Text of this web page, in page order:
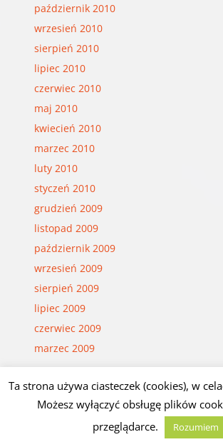
październik 2010
wrzesień 2010
sierpień 2010
lipiec 2010
czerwiec 2010
maj 2010
kwiecień 2010
marzec 2010
luty 2010
styczeń 2010
grudzień 2009
listopad 2009
październik 2009
wrzesień 2009
sierpień 2009
lipiec 2009
czerwiec 2009
marzec 2009
© Czesław Białczyński
Ta strona używa ciasteczek (cookies), w
Możesz wyłączyć obsługę plików
przeglądarce.
Rozumiem